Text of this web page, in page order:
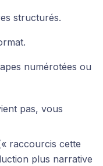
structurés.
numérotées ou
pas, vous
raccourcis cette
plus narrative